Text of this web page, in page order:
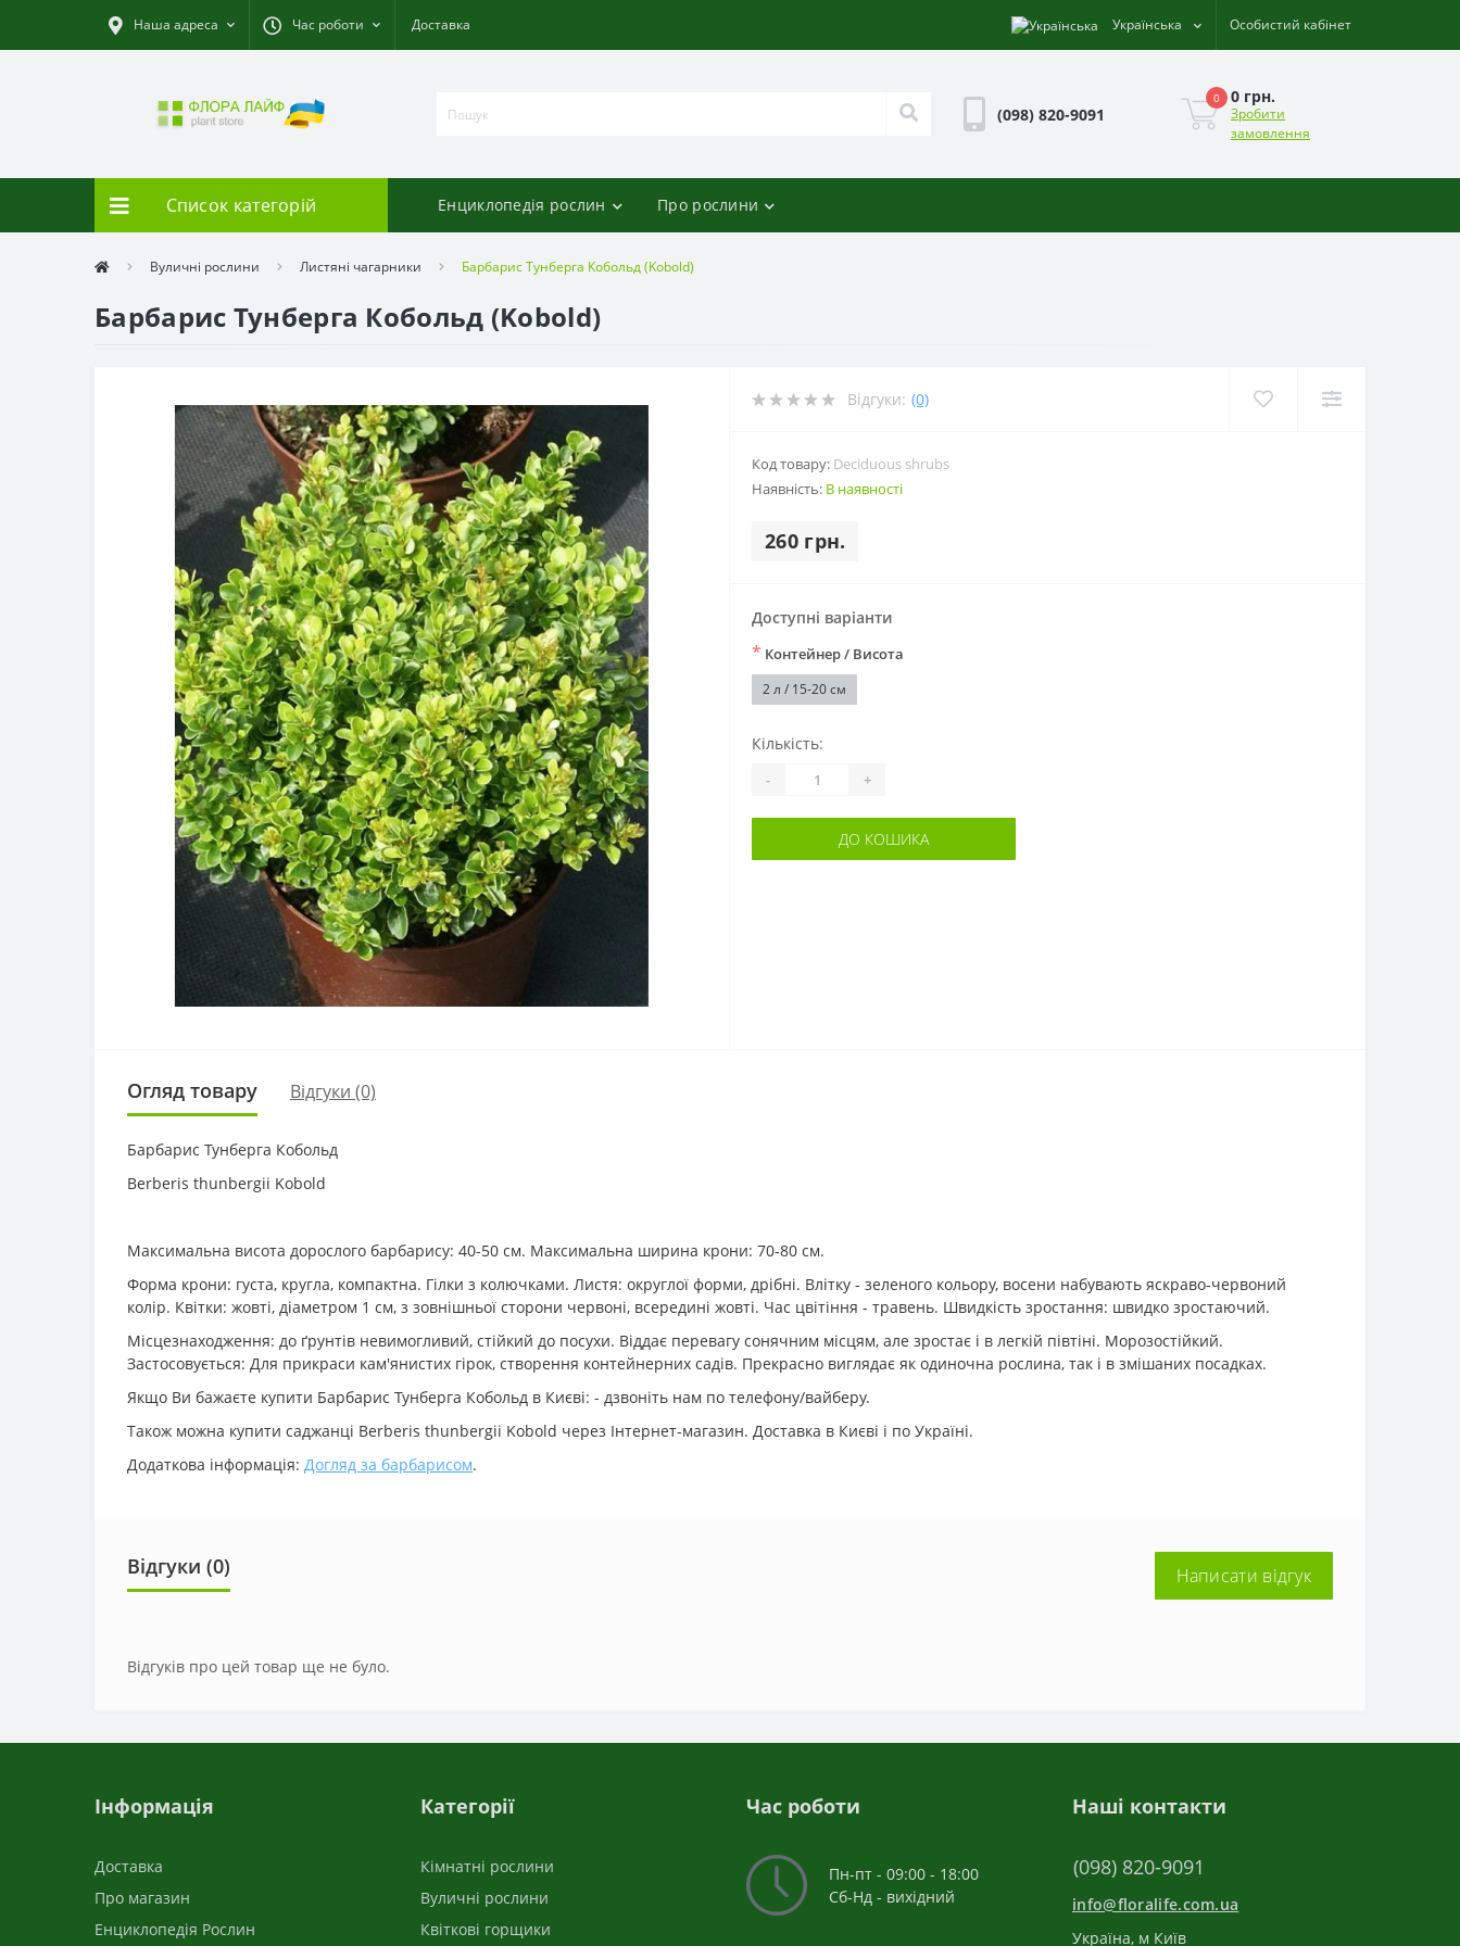
Наша адреса Час роботи Доставка Українська Особистий кабінет
(098) 820-9091
0 0 грн.
Зробити
замовлення
Список категорій Енциклопедія рослин Про рослини
Вуличні рослини Листяні чагарники Барбарис Тунберга Кобольд (Kobold)
Барбарис Тунберга Кобольд (Kobold)
Відгуки: (0)
Код товару: Deciduous shrubs
Наявність: В наявності
260 грн.
Доступні варіанти
* Контейнер / Висота
2 л / 15-20 см
Кількість:
- +
ДО КОШИКА
Огляд товару Відгуки (0)
Барбарис Тунберга Кобольд
Berberis thunbergii Kobold
Максимальна висота дорослого барбарису: 40-50 см. Максимальна ширина крони: 70-80 см.
Форма крони: густа, кругла, компактна. Гілки з колючками. Листя: округлої форми, дрібні. Влітку - зеленого кольору, восени набувають яскраво-червоний
колір. Квітки: жовті, діаметром 1 см, з зовнішньої сторони червоні, всередині жовті. Час цвітіння - травень. Швидкість зростання: швидко зростаючий.
Місцезнаходження: до ґрунтів невимогливий, стійкий до посухи. Віддає перевагу сонячним місцям, але зростає і в легкій півтіні. Морозостійкий.
Застосовується: Для прикраси кам'янистих гірок, створення контейнерних садів. Прекрасно виглядає як одиночна рослина, так і в змішаних посадках.
Якщо Ви бажаєте купити Барбарис Тунберга Кобольд в Києві: - дзвоніть нам по телефону/вайберу.
Також можна купити саджанці Berberis thunbergii Kobold через Інтернет-магазин. Доставка в Києві і по Україні.
Додаткова інформація: Догляд за барбарисом.
Відгуки (0) Написати відгук
Відгуків про цей товар ще не було.
Інформація
Доставка
Про магазин
Енциклопедія Рослин
Категорії
Кімнатні рослини
Вуличні рослини
Квіткові горщики
Час роботи
Пн-пт - 09:00 - 18:00
Сб-Нд - вихідний
Наші контакти
(098) 820-9091
info@floralife.com.ua
Україна, м Київ